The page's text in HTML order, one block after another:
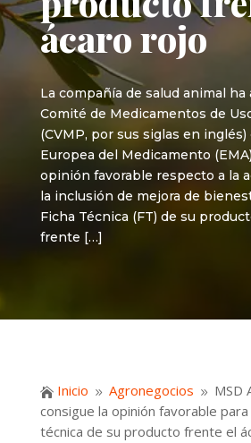
ácaro rojo
La compañía de salud animal
Comité de Medicamentos de
(CVMP, por sus siglas en inglés)
Europea del Medicamento
opinión favorable respecto a la
la inclusión de mejora de
Ficha Técnica (FT) de su
frente […]
 Inicio 9 Agronegocios 9 MSD
consigue la opinión favorable
técnica de su producto frente el